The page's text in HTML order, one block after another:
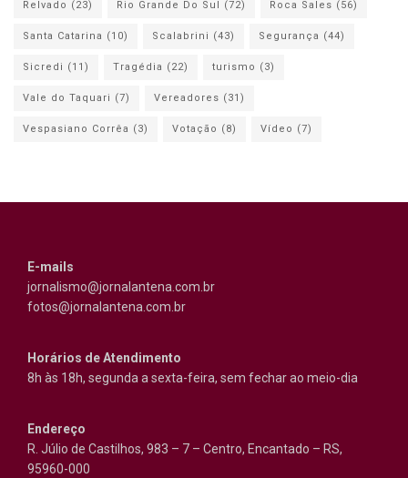
Relvado (23) Rio Grande Do Sul (72) Roca Sales (56)
Santa Catarina (10) Scalabrini (43) Segurança (44)
Sicredi (11) Tragédia (22) turismo (3)
Vale do Taquari (7) Vereadores (31)
Vespasiano Corrêa (3) Votação (8) Vídeo (7)
E-mails
jornalismo@jornalantena.com.br
fotos@jornalantena.com.br
Horários de Atendimento
8h às 18h, segunda a sexta-feira, sem fechar ao meio-dia
Endereço
R. Júlio de Castilhos, 983 – 7 – Centro, Encantado – RS,
95960-000